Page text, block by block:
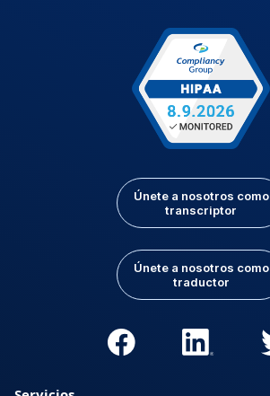
Únete a nosotros como
transcriptor
Únete a nosotros como
traductor